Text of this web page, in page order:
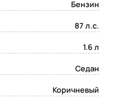
Бензин
87 л.с.
1.6 л
Седан
Коричневый